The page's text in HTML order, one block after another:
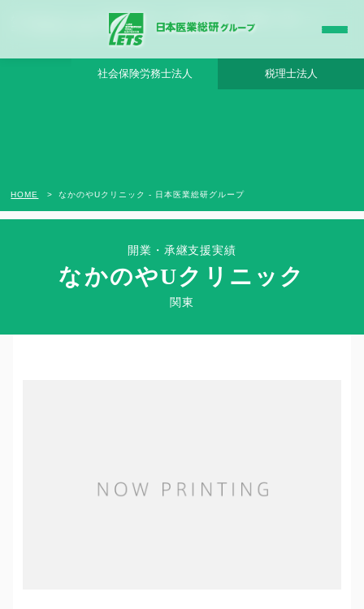
なかのやUクリニック - 日本医業総研グループ |日本医業総研｜医院開業・承継・クリ
ニック経営支援・医療モール開発
社会保険労務士法人 税理士法人
開業・承継支援実績
なかのやUクリニック
関東
HOME なかのやUクリニック - 日本医業総研グループ
Clinic Success Case